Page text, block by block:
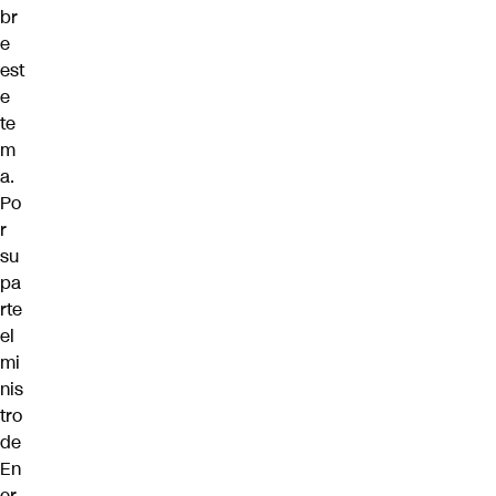
br
e
est
e
te
m
a.
Po
r
su
pa
rte
el
mi
nis
tro
de
En